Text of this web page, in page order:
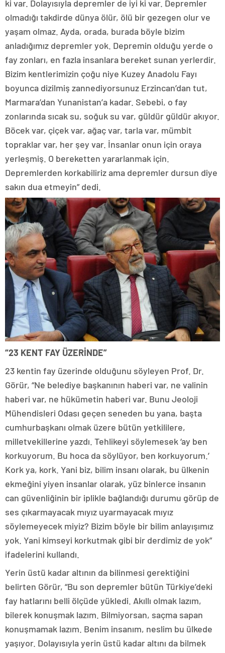
ki var. Dolayısıyla depremler de iyi ki var. Depremler
olmadığı takdirde dünya ölür, ölü bir gezegen olur ve
yaşam olmaz. Ayda, orada, burada böyle bizim
anladığımız depremler yok. Depremin olduğu yerde o
fay zonları, en fazla insanlara bereket sunan yerlerdir.
Bizim kentlerimizin çoğu niye Kuzey Anadolu Fayı
boyunca dizilmiş zannediyorsunuz Erzincan’dan tut,
Marmara’dan Yunanistan’a kadar. Sebebi, o fay
zonlarında sıcak su, soğuk su var, güldür güldür akıyor.
Böcek var, çiçek var, ağaç var, tarla var, mümbit
topraklar var, her şey var. İnsanlar onun için oraya
yerleşmiş. O bereketten yararlanmak için.
Depremlerden korkabiliriz ama depremler dursun diye
sakın dua etmeyin” dedi.
“23 KENT FAY ÜZERİNDE”
23 kentin fay üzerinde olduğunu söyleyen Prof. Dr.
Görür, “Ne belediye başkanının haberi var, ne valinin
haberi var, ne hükümetin haberi var. Bunu Jeoloji
Mühendisleri Odası geçen seneden bu yana, başta
cumhurbaşkanı olmak üzere bütün yetkililere,
milletvekillerine yazdı. Tehlikeyi söylemesek ‘ay ben
korkuyorum. Bu hoca da söylüyor, ben korkuyorum.’
Kork ya, kork. Yani biz, bilim insanı olarak, bu ülkenin
ekmeğini yiyen insanlar olarak, yüz binlerce insanın
can güvenliğinin bir iplikle bağlandığı durumu görüp de
ses çıkarmayacak mıyız uyarmayacak mıyız
söylemeyecek miyiz? Bizim böyle bir bilim anlayışımız
yok. Yani kimseyi korkutmak gibi bir derdimiz de yok”
ifadelerini kullandı.
Yerin üstü kadar altının da bilinmesi gerektiğini
belirten Görür, “Bu son depremler bütün Türkiye’deki
fay hatlarını belli ölçüde yükledi. Akıllı olmak lazım,
bilerek konuşmak lazım. Bilmiyorsan, saçma sapan
konuşmamak lazım. Benim insanım, neslim bu ülkede
yaşıyor. Dolayısıyla yerin üstü kadar altını da bilmek